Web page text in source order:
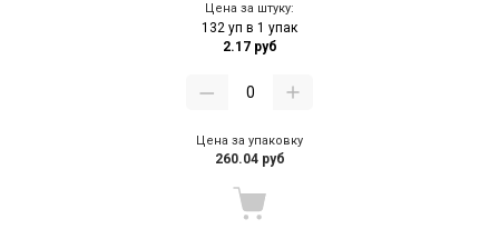
Цена за штуку:
132 уп в 1 упак
2.17 руб
Цена за упаковку
260.04 руб